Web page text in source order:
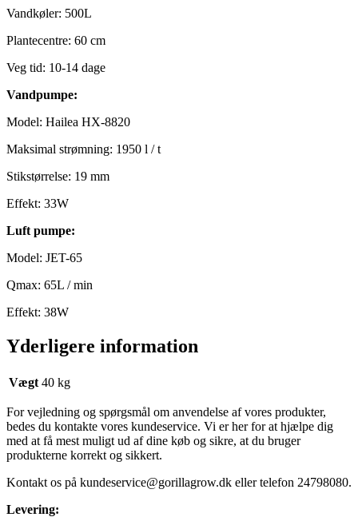
Vandkøler: 500L
Plantecentre: 60 cm
Veg tid: 10-14 dage
Vandpumpe:
Model: Hailea HX-8820
Maksimal strømning: 1950 l / t
Stikstørrelse: 19 mm
Effekt: 33W
Luft pumpe:
Model: JET-65
Qmax: 65L / min
Effekt: 38W
Yderligere information
Vægt 40 kg
For vejledning og spørgsmål om anvendelse af vores produkter,
bedes du kontakte vores kundeservice. Vi er her for at hjælpe dig
med at få mest muligt ud af dine køb og sikre, at du bruger
produkterne korrekt og sikkert.
Kontakt os på kundeservice@gorillagrow.dk eller telefon 24798080.
Levering: